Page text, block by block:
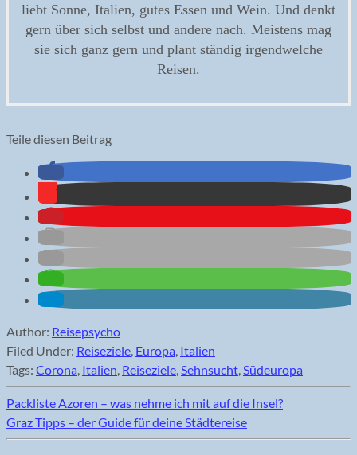
liebt Sonne, Italien, gutes Essen und Wein. Und denkt
gern über sich selbst und andere nach. Meistens mag
sie sich ganz gern und plant ständig irgendwelche
Reisen.
Teile diesen Beitrag
Author: Reisepsycho
Filed Under: Reiseziele Europa Italien
Tags: Corona Italien Reiseziele Sehnsucht Südeuropa
Packliste Azoren – was nehme ich mit auf die Insel?
Graz Tipps – der Guide für deine Städtereise